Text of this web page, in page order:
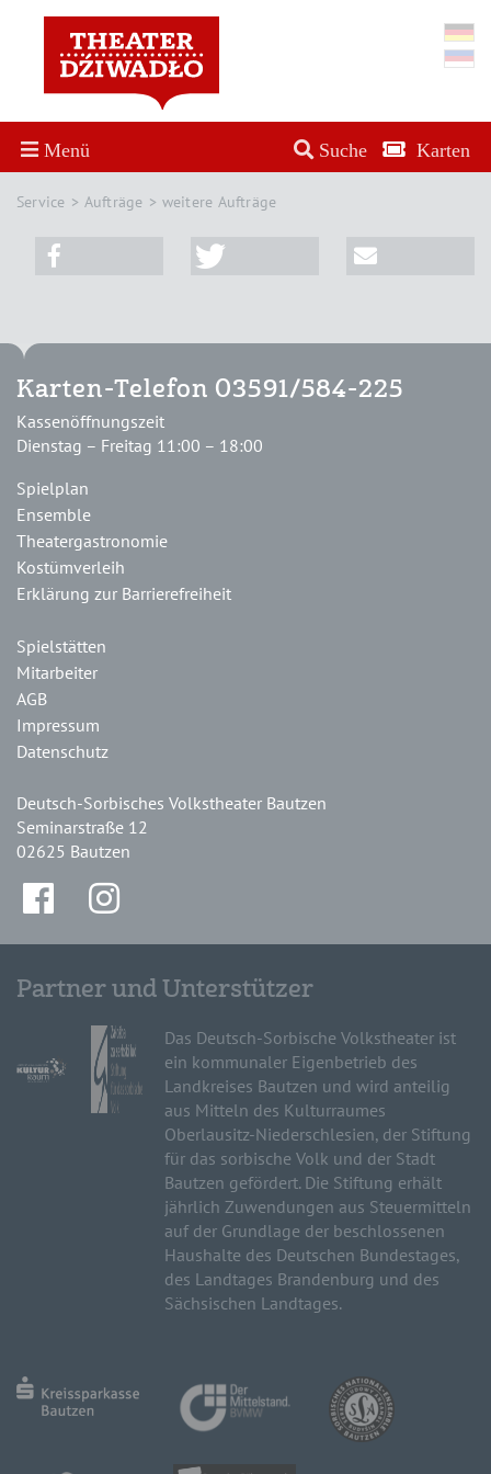
Menü Suche Karten
Service Aufträge weitere Aufträge
Karten-Telefon 03591/584-225
Kassenöffnungszeit
Dienstag – Freitag 11:00 – 18:00
Spielplan
Ensemble
Theatergastronomie
Kostümverleih
Erklärung zur Barrierefreiheit
Spielstätten
Mitarbeiter
AGB
Impressum
Datenschutz
Deutsch-Sorbisches Volkstheater Bautzen
Seminarstraße 12
02625 Bautzen
Partner und Unterstützer
Das Deutsch-Sorbische Volkstheater ist
ein kommunaler Eigenbetrieb des
Landkreises Bautzen und wird anteilig
aus Mitteln des Kulturraumes
Oberlausitz-Niederschlesien, der Stiftung
für das sorbische Volk und der Stadt
Bautzen gefördert. Die Stiftung erhält
jährlich Zuwendungen aus Steuermitteln
auf der Grundlage der beschlossenen
Haushalte des Deutschen Bundestages,
des Landtages Brandenburg und des
Sächsischen Landtages.